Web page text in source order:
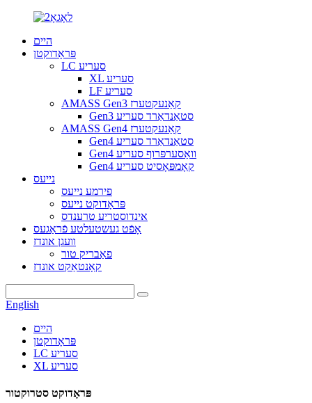
היים
פּראָדוקטן
LC סעריע
XL סעריע
LF סעריע
AMASS Gen3 קאַנעקטערז
Gen3 סטאַנדאַרד סעריע
AMASS Gen4 קאַנעקטערז
Gen4 סטאַנדאַרד סעריע
Gen4 וואַסערפּרוף סעריע
Gen4 קאָמפּאָסיט סעריע
נייעס
פירמע נייעס
פּראָדוקט נייעס
אינדוסטריע טרענדס
אָפֿט געשטעלטע פֿראַגעס
וועגן אונדז
פאַבריק טור
קאָנטאַקט אונדז
English
היים
פּראָדוקטן
LC סעריע
XL סעריע
פּראָדוקט סטרוקטור